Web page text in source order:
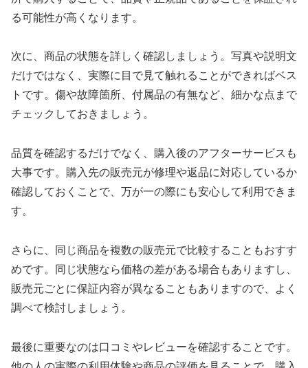
る可能性が高くなります。
次に、商品の状態を詳しく確認しましょう。写真や説明文
だけではなく、実際に目で見て触れることができればベス
トです。傷や故障箇所、付属品の有無など、細かな点まで
チェックしておきましょう。
品質を確認するだけでなく、購入後のアフターサービスも
大事です。購入先の販売元が修理や返品に対応しているか
確認しておくことで、万が一の際にも安心して利用できま
す。
さらに、同じ商品を複数の販売元で比較することもおすす
めです。同じ状態なら価格の差がある場合もありますし、
販売元ごとに保証内容が異なることもありますので、よく
調べて検討しましょう。
最後に重要なのは口コミやレビューを確認することです。